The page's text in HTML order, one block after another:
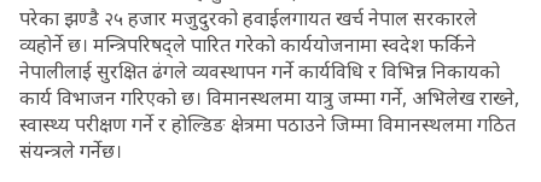
परेका झण्डै २५ हजार मजुदुरको हवाईलगायत खर्च नेपाल सरकारले
व्यहोर्ने छ। मन्त्रिपरिषद्ले पारित गरेको कार्ययोजनामा स्वदेश फर्किने
नेपालीलाई सुरक्षित ढंगले व्यवस्थापन गर्ने कार्यविधि र विभिन्न निकायको
कार्य विभाजन गरिएको छ। विमानस्थलमा यात्रु जम्मा गर्ने, अभिलेख राख्ने,
स्वास्थ्य परीक्षण गर्ने र होल्डिङ क्षेत्रमा पठाउने जिम्मा विमानस्थलमा गठित
संयन्त्रले गर्नेछ।